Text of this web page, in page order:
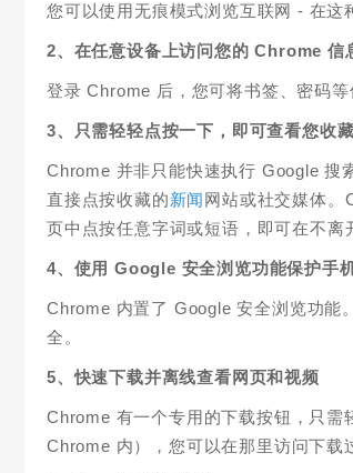
您可以使用无痕模式浏览互联网 - 在这
2、在任意设备上访问您的 Chrome 信
登录 Chrome 后，您可将书签、密码
3、只需轻轻点按一下，即可查看您收
Chrome 并非只能快速执行 Google 搜
直接点按收藏的新闻 网站或社交媒体。
页中点按任意字词或短语，即可在不离
4、使用 Google 安全浏览功能保护手
Chrome 内置了 Google 安全浏览功能
全。
5、快速下载并离线查看网页和视频
Chrome 有一个专用的下载按钮，只需
Chrome 内），您可以在那里访问下载